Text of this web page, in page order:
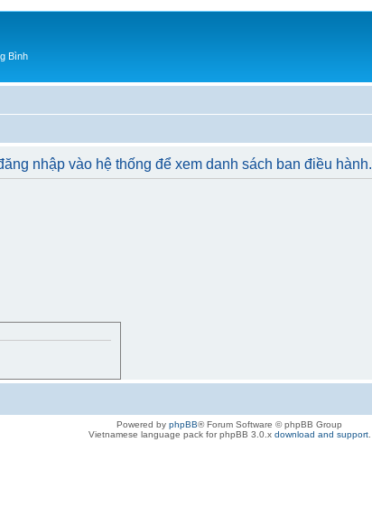
Bình
nhập vào hệ thống để xem danh sách ban điều hành.
Powered by phpBB® Forum Software © phpBB Group
Vietnamese language pack for phpBB 3.0.x download and support.